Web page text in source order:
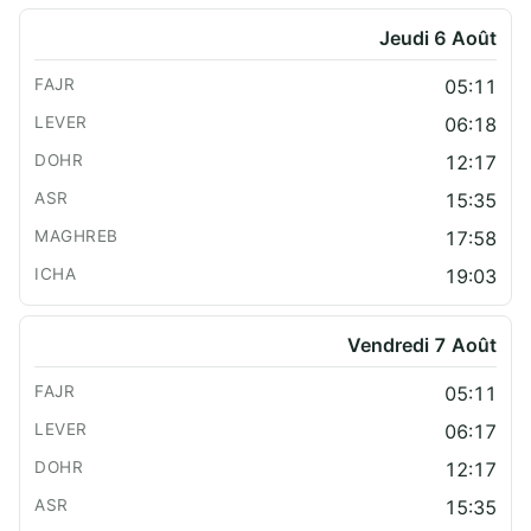
Jeudi 6 Août
05:11
06:18
12:17
15:35
17:58
19:03
Vendredi 7 Août
05:11
06:17
12:17
15:35